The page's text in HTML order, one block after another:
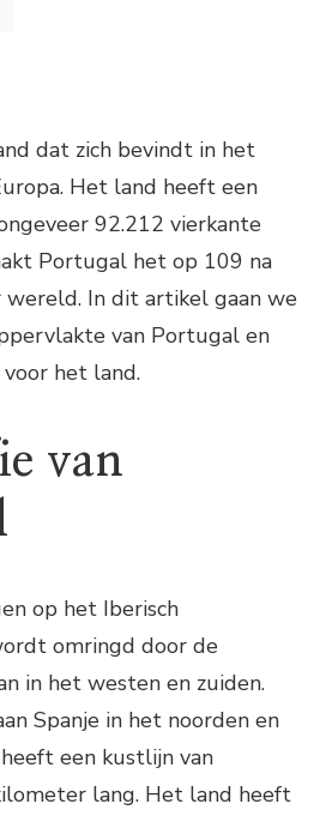
dat zich bevindt in het
Het land heeft een
92.212 vierkante
Portugal het op 109 na
In dit artikel gaan we
van Portugal en
het land.
van
op het Iberisch
omringd door de
in het westen en zuiden.
Spanje in het noorden en
een kustlijn van
lang. Het land heeft